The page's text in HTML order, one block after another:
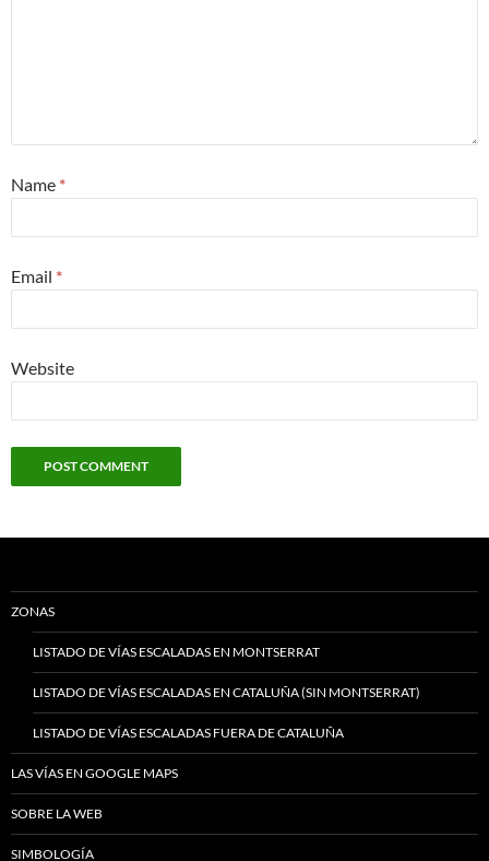
Name *
Email *
Website
ZONAS
LISTADO DE VÍAS ESCALADAS EN MONTSERRAT
LISTADO DE VÍAS ESCALADAS EN CATALUÑA (SIN MONTSERRAT)
LISTADO DE VÍAS ESCALADAS FUERA DE CATALUÑA
LAS VÍAS EN GOOGLE MAPS
SOBRE LA WEB
SIMBOLOGÍA